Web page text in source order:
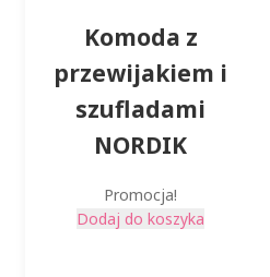
wynosiła:
1249,00 zł.990,00 zł.
Komoda z
przewijakiem i
szufladami
NORDIK
Promocja!
Dodaj do koszyka